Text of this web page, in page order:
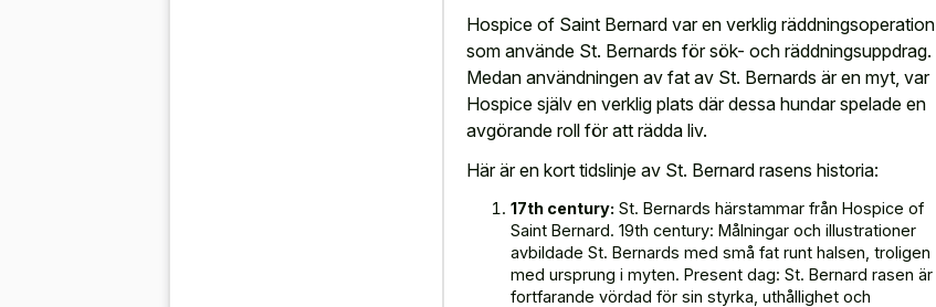
Hospice of Saint Bernard var en verklig räddningsoperation
som använde St. Bernards för sök- och räddningsuppdrag.
Medan användningen av fat av St. Bernards är en myt, var
Hospice själv en verklig plats där dessa hundar spelade en
avgörande roll för att rädda liv.
Här är en kort tidslinje av St. Bernard rasens historia:
17th century: St. Bernards härstammar från Hospice of
Saint Bernard. 19th century: Målningar och illustrationer
avbildade St. Bernards med små fat runt halsen, troligen
med ursprung i myten. Present dag: St. Bernard rasen är
fortfarande vördad för sin styrka, uthållighet och